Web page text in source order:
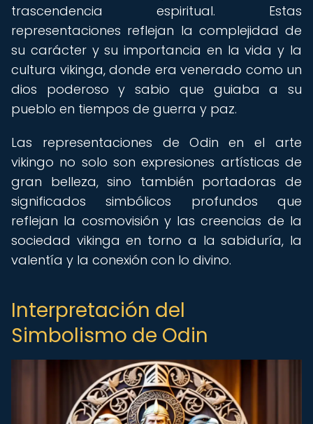
trascendencia espiritual. Estas
representaciones reflejan la complejidad de
su carácter y su importancia en la vida y la
cultura vikinga, donde era venerado como un
dios poderoso y sabio que guiaba a su
pueblo en tiempos de guerra y paz.
Las representaciones de Odin en el arte
vikingo no solo son expresiones artísticas de
gran belleza, sino también portadoras de
significados simbólicos profundos que
reflejan la cosmovisión y las creencias de la
sociedad vikinga en torno a la sabiduría, la
valentía y la conexión con lo divino.
Interpretación del
Simbolismo de Odin